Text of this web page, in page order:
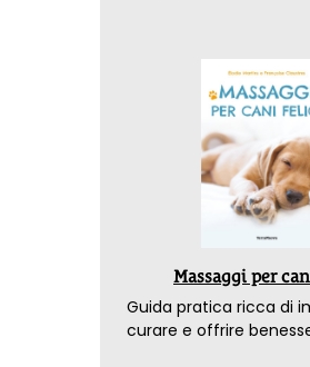
Massaggi per
Guida pratica ricca di
curare e offrire benessere al